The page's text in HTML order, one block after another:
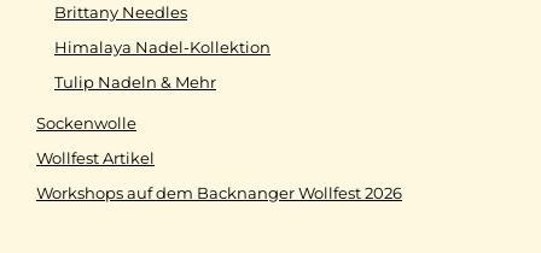
Brittany Needles
Himalaya Nadel-Kollektion
Tulip Nadeln & Mehr
Sockenwolle
Wollfest Artikel
Workshops auf dem Backnanger Wollfest 2026